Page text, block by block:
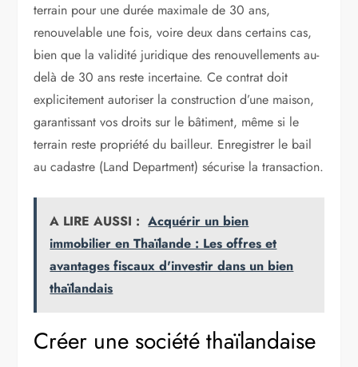
terrain pour une durée maximale de 30 ans,
renouvelable une fois, voire deux dans certains cas,
bien que la validité juridique des renouvellements au-
delà de 30 ans reste incertaine. Ce contrat doit
explicitement autoriser la construction d’une maison,
garantissant vos droits sur le bâtiment, même si le
terrain reste propriété du bailleur. Enregistrer le bail
au cadastre (Land Department) sécurise la transaction.
A LIRE AUSSI : Acquérir un bien
immobilier en Thaïlande : Les offres et
avantages fiscaux d'investir dans un bien
thaïlandais
Créer une société thaïlandaise